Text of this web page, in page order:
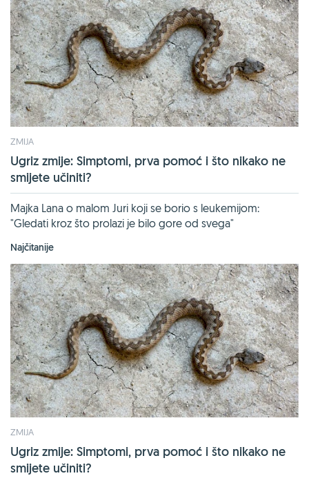
ZMIJA
Ugriz zmije: Simptomi, prva pomoć i što nikako ne
smijete učiniti?
Majka Lana o malom Juri koji se borio s leukemijom:
"Gledati kroz što prolazi je bilo gore od svega"
Najčitanije
ZMIJA
Ugriz zmije: Simptomi, prva pomoć i što nikako ne
smijete učiniti?